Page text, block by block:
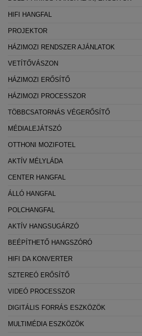
HIFI HANGFAL
PROJEKTOR
HÁZIMOZI RENDSZER AJÁNLATOK
VETÍTŐVÁSZON
HÁZIMOZI ERŐSÍTŐ
HÁZIMOZI PROCESSZOR
TÖBBCSATORNÁS VÉGERŐSÍTŐ
MÉDIALEJÁTSZÓ
OTTHONI MOZIFOTEL
AKTÍV MÉLYLÁDA
CENTER HANGFAL
ÁLLÓ HANGFAL
POLCHANGFAL
AKTÍV HANGSUGÁRZÓ
BEÉPÍTHETŐ HANGSZÓRÓ
HIFI DA KONVERTER
SZTEREÓ ERŐSÍTŐ
VIDEÓ PROCESSZOR
DIGITÁLIS FORRÁS ESZKÖZÖK
MULTIMÉDIA ESZKÖZÖK